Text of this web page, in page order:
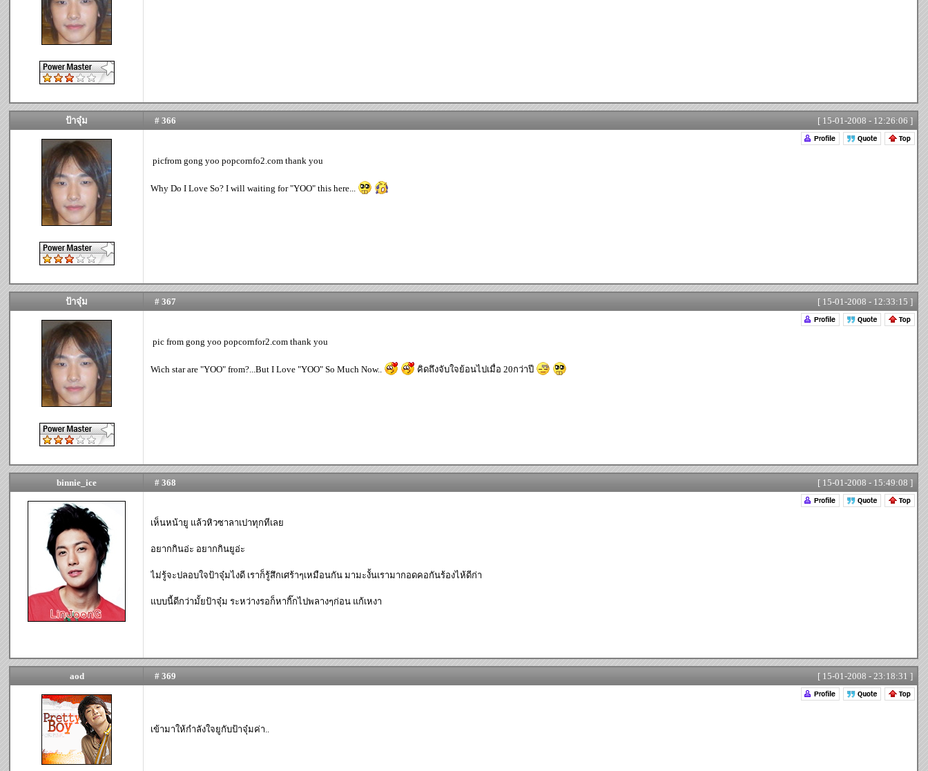
ป้าจุ๋ม # 366 [ 15-01-2008 - 12:26:06 ]
picfrom gong yoo popcornfo2.com thank you
Why Do I Love So? I will waiting for "YOO" this here...
ป้าจุ๋ม # 367 [ 15-01-2008 - 12:33:15 ]
pic from gong yoo popcornfor2.com thank you
Wich star are "YOO" from?...But I Love "YOO" So Much Now.. คิดถึงจับใจย้อนไปเมื่อ 20กว่าปี
binnie_ice # 368 [ 15-01-2008 - 15:49:08 ]
เห็นหน้ายู แล้วหิวซาลาเปาทุกทีเลย
อยากกินอ่ะ อยากกินยูอ่ะ
ไม่รู้จะปลอบใจป้าจุ๋มไงดี เราก็รู้สึกเศร้าๆเหมือนกัน มามะงั้นเรามากอดคอกันร้องไห้ดีก่า
แบบนี้ดีกว่ามั้ยป้าจุ๋ม ระหว่างรอก็หากิ๊กไปพลางๆก่อน แก้เหงา
aod # 369 [ 15-01-2008 - 23:18:31 ]
เข้ามาให้กำลังใจยูกับป้าจุ๋มค่า..